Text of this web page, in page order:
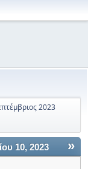
2023
»
10, 2023